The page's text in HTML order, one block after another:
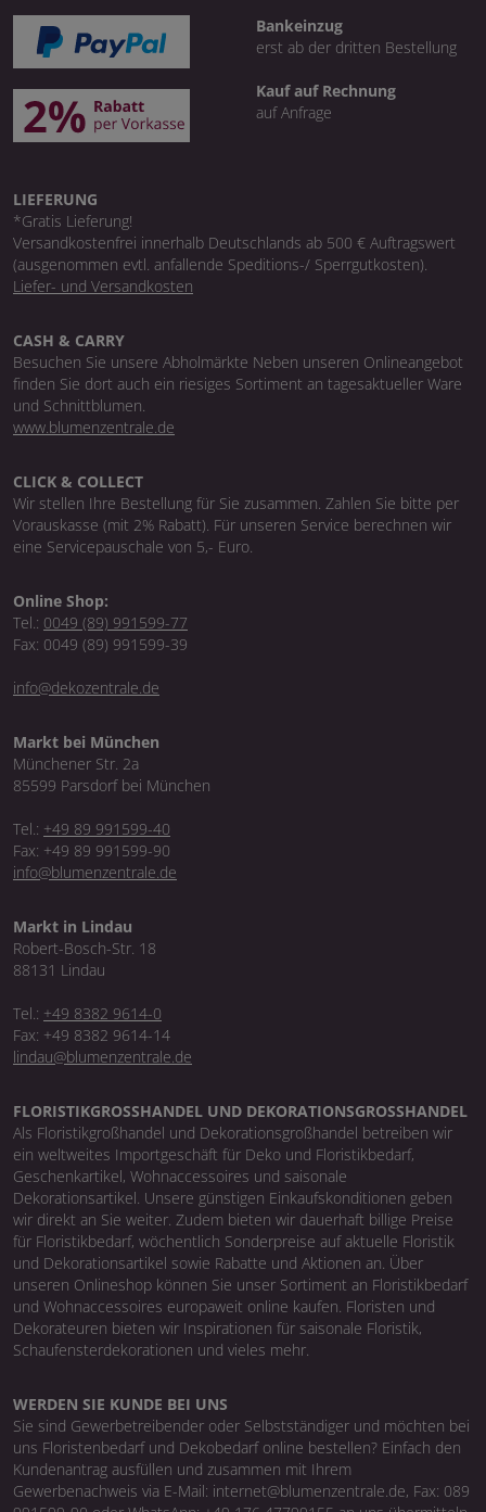
Bankeinzug
erst ab der dritten Bestellung
Kauf auf Rechnung
auf Anfrage
LIEFERUNG
*Gratis Lieferung!
Versandkostenfrei innerhalb Deutschlands ab 500 € Auftragswert
(ausgenommen evtl. anfallende Speditions-/ Sperrgutkosten).
Liefer- und Versandkosten
CASH & CARRY
Besuchen Sie unsere Abholmärkte Neben unseren Onlineangebot
finden Sie dort auch ein riesiges Sortiment an tagesaktueller Ware
und Schnittblumen.
www.blumenzentrale.de
CLICK & COLLECT
Wir stellen Ihre Bestellung für Sie zusammen. Zahlen Sie bitte per
Vorauskasse (mit 2% Rabatt). Für unseren Service berechnen wir
eine Servicepauschale von 5,- Euro.
Online Shop:
Tel.: 0049 (89) 991599-77
Fax: 0049 (89) 991599-39
info@dekozentrale.de
Markt bei München
Münchener Str. 2a
85599 Parsdorf bei München
Tel.: +49 89 991599-40
Fax: +49 89 991599-90
info@blumenzentrale.de
Markt in Lindau
Robert-Bosch-Str. 18
88131 Lindau
Tel.: +49 8382 9614-0
Fax: +49 8382 9614-14
lindau@blumenzentrale.de
FLORISTIKGROSSHANDEL UND DEKORATIONSGROSSHANDEL
Als Floristikgroßhandel und Dekorationsgroßhandel betreiben wir
ein weltweites Importgeschäft für Deko und Floristikbedarf,
Geschenkartikel, Wohnaccessoires und saisonale
Dekorationsartikel. Unsere günstigen Einkaufskonditionen geben
wir direkt an Sie weiter. Zudem bieten wir dauerhaft billige Preise
für Floristikbedarf, wöchentlich Sonderpreise auf aktuelle Floristik
und Dekorationsartikel sowie Rabatte und Aktionen an. Über
unseren Onlineshop können Sie unser Sortiment an Floristikbedarf
und Wohnaccessoires europaweit online kaufen. Floristen und
Dekorateuren bieten wir Inspirationen für saisonale Floristik,
Schaufensterdekorationen und vieles mehr.
WERDEN SIE KUNDE BEI UNS
Sie sind Gewerbetreibender oder Selbstständiger und möchten bei
uns Floristenbedarf und Dekobedarf online bestellen? Einfach den
Kundenantrag ausfüllen und zusammen mit Ihrem
Gewerbenachweis via E-Mail: internet@blumenzentrale.de, Fax: 089